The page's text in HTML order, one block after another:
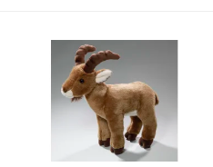
Plyšový kozorožec 28 cm -
plyšové hračky